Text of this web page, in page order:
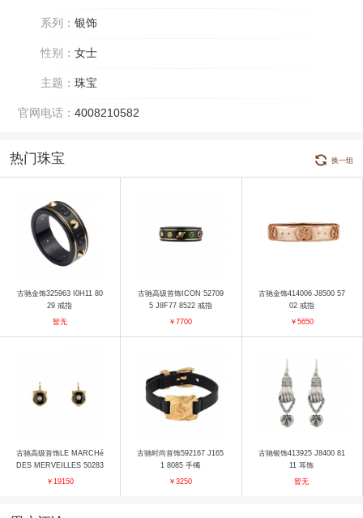
系列： 银饰
性别： 女士
主题： 珠宝
官网电话： 4008210582
热门珠宝 换一组
古驰金饰325963 I0H11 80
29 戒指
暂无
古驰高级首饰ICON 52709
5 J8F77 8522 戒指
￥7700
古驰金饰414006 J8500 57
02 戒指
￥5650
古驰高级首饰LE MARCHé
DES MERVEILLES 50283
1 J85L0 8093 耳饰
￥19150
古驰时尚首饰592167 J165
1 8085 手镯
￥3250
古驰银饰413925 J8400 81
11 耳饰
暂无